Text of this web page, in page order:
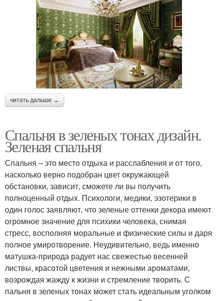
читать дальше →
Спальня в зеленых тонах дизайн.
Зеленая спальня
Спальня – это место отдыха и расслабления и от того,
насколько верно подобран цвет окружающей
обстановки, зависит, сможете ли вы получить
полноценный отдых. Психологи, медики, эзотерики в
один голос заявляют, что зеленые оттенки декора имеют
огромное значение для психики человека, снимая
стресс, восполняя моральные и физические силы и даря
полное умиротворение. Неудивительно, ведь именно
матушка-природа радует нас свежестью весенней
листвы, красотой цветения и нежными ароматами,
возрождая жажду к жизни и стремление творить. С
пальня в зеленых тонах может стать идеальным уголком